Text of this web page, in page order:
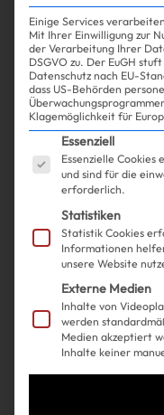
Einige Services
Mit Ihrer Einwilligung zur
der Verarbeitung Ihrer
DSGVO zu. Der EuGH
Datenschutz nach EU-
dass US-Behörden
Klagemöglichkeit für
Es folgt eine Liste
Essenziell
Essenzielle
und sind für die
erforderlich.
Statistiken
Statistik Cookies
Informationen
unsere Website
Externe Medien
Inhalte von
werden
Medien akzeptiert
Inhalte keiner